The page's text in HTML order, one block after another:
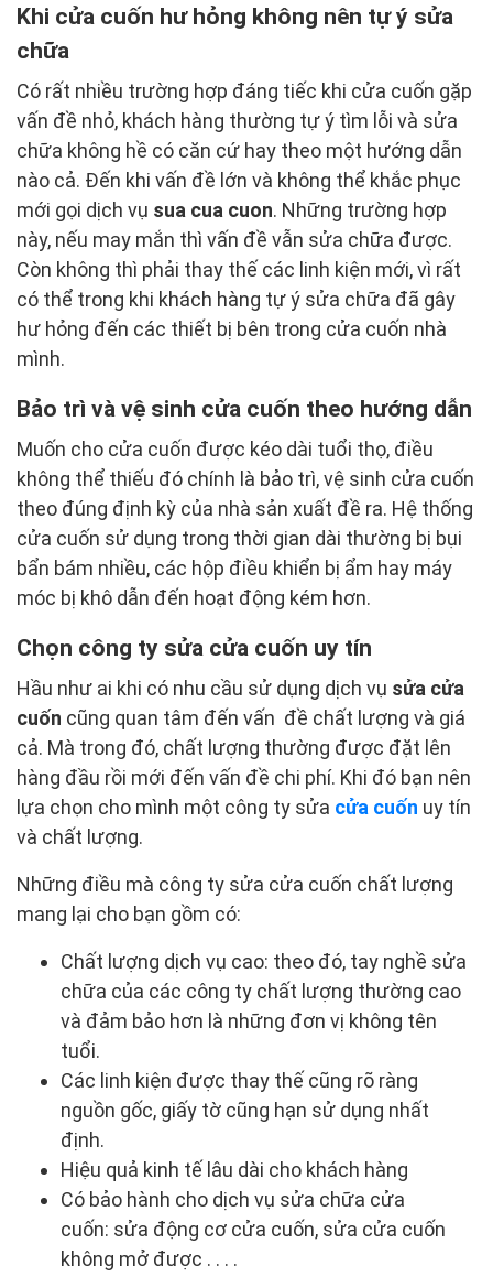
Khi cửa cuốn hư hỏng không nên tự ý sửa
chữa
Có rất nhiều trường hợp đáng tiếc khi cửa cuốn gặp
vấn đề nhỏ, khách hàng thường tự ý tìm lỗi và sửa
chữa không hề có căn cứ hay theo một hướng dẫn
nào cả. Đến khi vấn đề lớn và không thể khắc phục
mới gọi dịch vụ sua cua cuon. Những trường hợp
này, nếu may mắn thì vấn đề vẫn sửa chữa được.
Còn không thì phải thay thế các linh kiện mới, vì rất
có thể trong khi khách hàng tự ý sửa chữa đã gây
hư hỏng đến các thiết bị bên trong cửa cuốn nhà
mình.
Bảo trì và vệ sinh cửa cuốn theo hướng dẫn
Muốn cho cửa cuốn được kéo dài tuổi thọ, điều
không thể thiếu đó chính là bảo trì, vệ sinh cửa cuốn
theo đúng định kỳ của nhà sản xuất đề ra. Hệ thống
cửa cuốn sử dụng trong thời gian dài thường bị bụi
bẩn bám nhiều, các hộp điều khiển bị ẩm hay máy
móc bị khô dẫn đến hoạt động kém hơn.
Chọn công ty sửa cửa cuốn uy tín
Hầu như ai khi có nhu cầu sử dụng dịch vụ sửa cửa
cuốn cũng quan tâm đến vấn đề chất lượng và giá
cả. Mà trong đó, chất lượng thường được đặt lên
hàng đầu rồi mới đến vấn đề chi phí. Khi đó bạn nên
lựa chọn cho mình một công ty sửa cửa cuốn uy tín
và chất lượng.
Những điều mà công ty sửa cửa cuốn chất lượng
mang lại cho bạn gồm có:
Chất lượng dịch vụ cao: theo đó, tay nghề sửa
chữa của các công ty chất lượng thường cao
và đảm bảo hơn là những đơn vị không tên
tuổi.
Các linh kiện được thay thế cũng rõ ràng
nguồn gốc, giấy tờ cũng hạn sử dụng nhất
định.
Hiệu quả kinh tế lâu dài cho khách hàng
Có bảo hành cho dịch vụ sửa chữa cửa
cuốn: sửa động cơ cửa cuốn, sửa cửa cuốn
không mở được . . . .